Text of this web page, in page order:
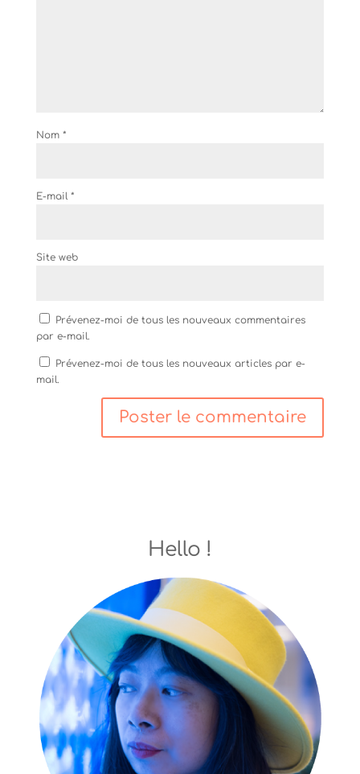
Nom *
E-mail *
Site web
Prévenez-moi de tous les nouveaux commentaires
par e-mail.
Prévenez-moi de tous les nouveaux articles par e-
mail.
Hello !